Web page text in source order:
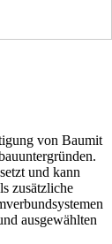
von Baumit
und kann
zusätzliche
ausgewählten